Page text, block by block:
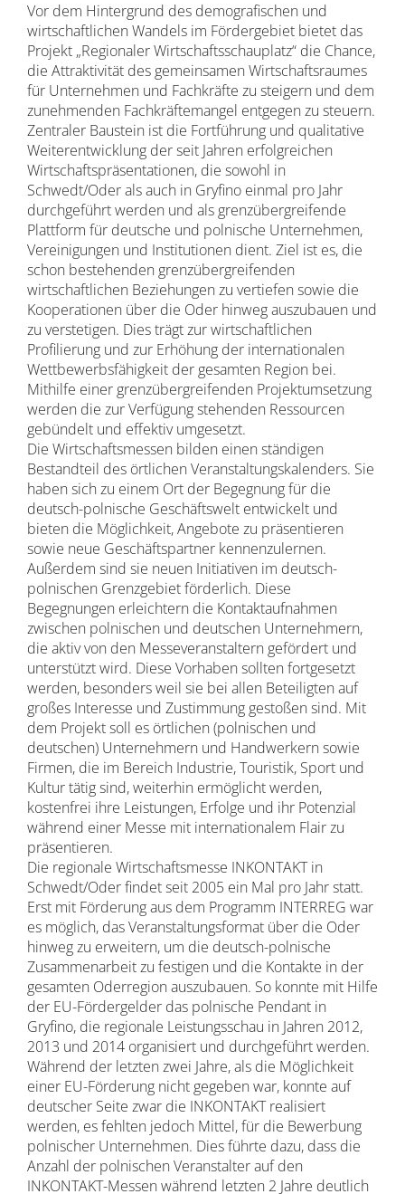
Vor dem Hintergrund des demografischen und
wirtschaftlichen Wandels im Fördergebiet bietet das
Projekt „Regionaler Wirtschaftsschauplatz“ die Chance,
die Attraktivität des gemeinsamen Wirtschaftsraumes
für Unternehmen und Fachkräfte zu steigern und dem
zunehmenden Fachkräftemangel entgegen zu steuern.
Zentraler Baustein ist die Fortführung und qualitative
Weiterentwicklung der seit Jahren erfolgreichen
Wirtschaftspräsentationen, die sowohl in
Schwedt/Oder als auch in Gryfino einmal pro Jahr
durchgeführt werden und als grenzübergreifende
Plattform für deutsche und polnische Unternehmen,
Vereinigungen und Institutionen dient. Ziel ist es, die
schon bestehenden grenzübergreifenden
wirtschaftlichen Beziehungen zu vertiefen sowie die
Kooperationen über die Oder hinweg auszubauen und
zu verstetigen. Dies trägt zur wirtschaftlichen
Profilierung und zur Erhöhung der internationalen
Wettbewerbsfähigkeit der gesamten Region bei.
Mithilfe einer grenzübergreifenden Projektumsetzung
werden die zur Verfügung stehenden Ressourcen
gebündelt und effektiv umgesetzt.
Die Wirtschaftsmessen bilden einen ständigen
Bestandteil des örtlichen Veranstaltungskalenders. Sie
haben sich zu einem Ort der Begegnung für die
deutsch-polnische Geschäftswelt entwickelt und
bieten die Möglichkeit, Angebote zu präsentieren
sowie neue Geschäftspartner kennenzulernen.
Außerdem sind sie neuen Initiativen im deutsch-
polnischen Grenzgebiet förderlich. Diese
Begegnungen erleichtern die Kontaktaufnahmen
zwischen polnischen und deutschen Unternehmern,
die aktiv von den Messeveranstaltern gefördert und
unterstützt wird. Diese Vorhaben sollten fortgesetzt
werden, besonders weil sie bei allen Beteiligten auf
großes Interesse und Zustimmung gestoßen sind. Mit
dem Projekt soll es örtlichen (polnischen und
deutschen) Unternehmern und Handwerkern sowie
Firmen, die im Bereich Industrie, Touristik, Sport und
Kultur tätig sind, weiterhin ermöglicht werden,
kostenfrei ihre Leistungen, Erfolge und ihr Potenzial
während einer Messe mit internationalem Flair zu
präsentieren.
Die regionale Wirtschaftsmesse INKONTAKT in
Schwedt/Oder findet seit 2005 ein Mal pro Jahr statt.
Erst mit Förderung aus dem Programm INTERREG war
es möglich, das Veranstaltungsformat über die Oder
hinweg zu erweitern, um die deutsch-polnische
Zusammenarbeit zu festigen und die Kontakte in der
gesamten Oderregion auszubauen. So konnte mit Hilfe
der EU-Fördergelder das polnische Pendant in
Gryfino, die regionale Leistungsschau in Jahren 2012,
2013 und 2014 organisiert und durchgeführt werden.
Während der letzten zwei Jahre, als die Möglichkeit
einer EU-Förderung nicht gegeben war, konnte auf
deutscher Seite zwar die INKONTAKT realisiert
werden, es fehlten jedoch Mittel, für die Bewerbung
polnischer Unternehmen. Dies führte dazu, dass die
Anzahl der polnischen Veranstalter auf den
INKONTAKT-Messen während letzten 2 Jahre deutlich